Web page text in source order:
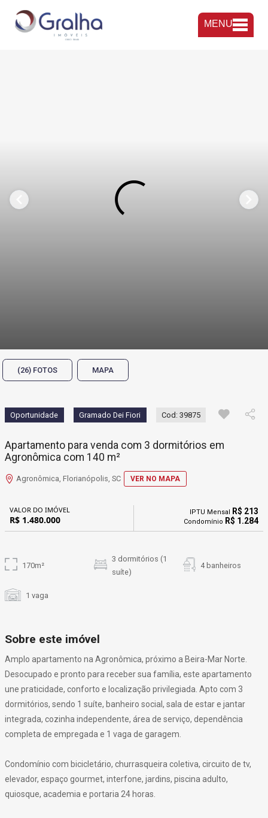
MENU
(26) FOTOS MAPA
Oportunidade Gramado Dei Fiori Cod: 39875
Apartamento para venda com 3 dormitórios em
Agronômica com 140 m²
Agronômica, Florianópolis, SC VER NO MAPA
VALOR DO IMÓVEL
R$ 1.480.000
IPTU Mensal R$ 213
Condomínio R$ 1.284
170m²
3 dormitórios (1
suíte)
4 banheiros
1 vaga
Sobre este imóvel
Amplo apartamento na Agronômica, próximo a Beira-Mar Norte.
Desocupado e pronto para receber sua família, este apartamento
une praticidade, conforto e localização privilegiada. Apto com 3
dormitórios, sendo 1 suíte, banheiro social, sala de estar e jantar
integrada, cozinha independente, área de serviço, dependência
completa de empregada e 1 vaga de garagem.
Condomínio com bicicletário, churrasqueira coletiva, circuito de tv,
elevador, espaço gourmet, interfone, jardins, piscina adulto,
quiosque, academia e portaria 24 horas.